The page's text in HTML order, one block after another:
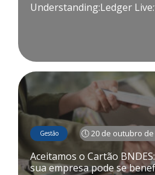
Understanding:Ledger
🕔 20 de outubro de
Gestão
Aceitamos o Cartão
sua empresa pode se